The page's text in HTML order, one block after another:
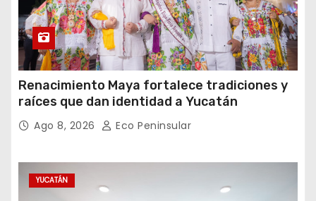
Renacimiento Maya fortalece tradiciones y
raíces que dan identidad a Yucatán
Ago 8, 2026 Eco Peninsular
YUCATÁN